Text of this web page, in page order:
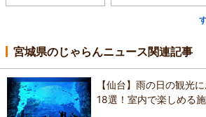
宮城県のじゃらんニュース関連記事
【仙台】雨の日の観光
18選！室内で楽しめる